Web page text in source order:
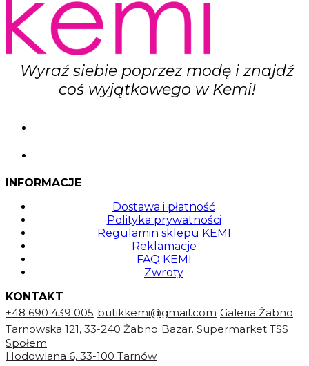
Wyraź siebie poprzez modę i znajdź
coś wyjątkowego w Kemi!
INFORMACJE
Dostawa i płatność
Polityka prywatności
Regulamin sklepu KEMI
Reklamacje
FAQ KEMI
Zwroty
KONTAKT
+48 690 439 005 butikkemi@gmail.com Galeria Żabno
Tarnowska 121, 33-240 Żabno Bazar. Supermarket TSS
Społem
Hodowlana 6, 33-100 Tarnów